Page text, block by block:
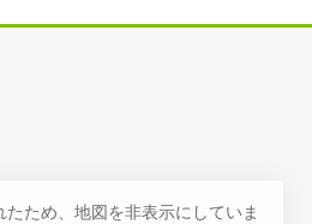
ため、地図を非表示にしていま